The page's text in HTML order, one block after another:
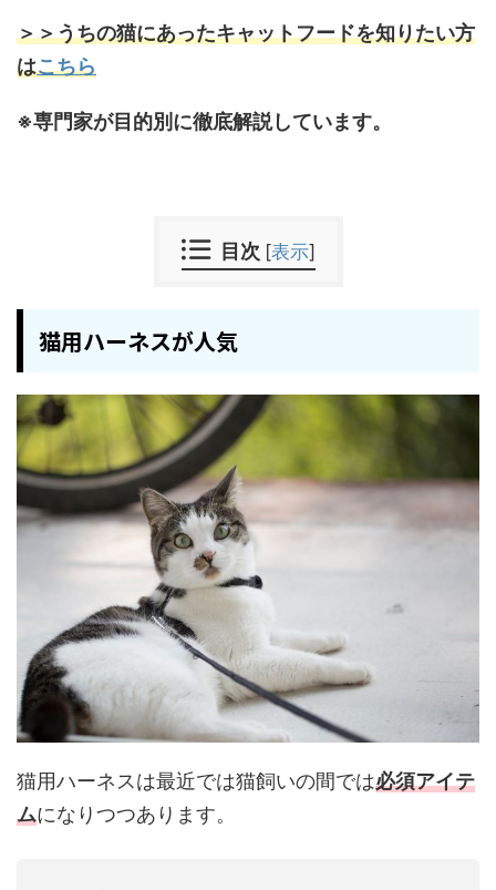
＞＞うちの猫にあったキャットフードを知りたい方
はこちら
※専門家が目的別に徹底解説しています。
目次 [表示]
猫用ハーネスが人気
猫用ハーネスは最近では猫飼いの間では必須アイテ
ムになりつつあります。